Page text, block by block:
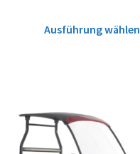
Ausführung wählen